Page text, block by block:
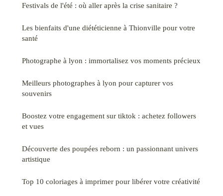
Festivals de l'été : où aller après la crise sanitaire ?
Les bienfaits d'une diététicienne à Thionville pour votre
santé
Photographe à lyon : immortalisez vos moments précieux
Meilleurs photographes à lyon pour capturer vos
souvenirs
Boostez votre engagement sur tiktok : achetez followers
et vues
Découverte des poupées reborn : un passionnant univers
artistique
Top 10 coloriages à imprimer pour libérer votre créativité